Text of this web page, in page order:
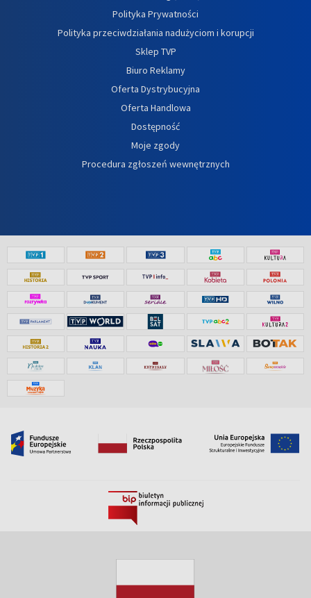
Polityka Prywatności
Polityka przeciwdziałania nadużyciom i korupcji
Sklep TVP
Biuro Reklamy
Oferta Dystrybucyjna
Oferta Handlowa
Dostępność
Moje zgody
Procedura zgłoszeń wewnętrznych